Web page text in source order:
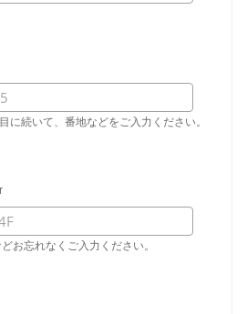
続いて、番地などをご入力ください。
お忘れなくご入力ください。